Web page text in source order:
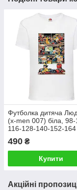
Футболка дитяча
(x-men 007) біла,
116-128-140-152-164
490 ₴
Купити
Акційні